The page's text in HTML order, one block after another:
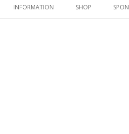
till
INFORMATION SHOP